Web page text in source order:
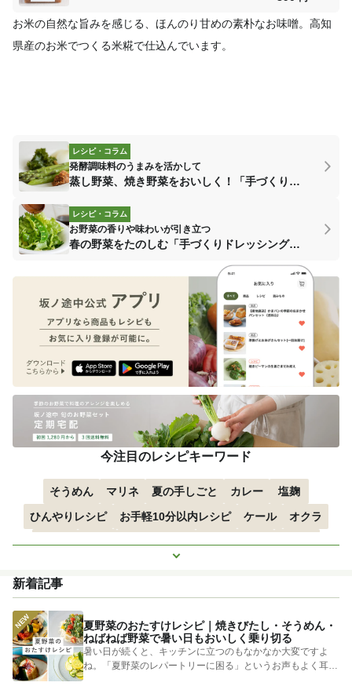
お米の自然な旨みを感じる、ほんのり甘めの素朴なお味噌。高知
県産のお米でつくる米糀で仕込んでいます。
レシピ・コラム
発酵調味料のうまみを活かして
蒸し野菜、焼き野菜をおいしく！「手づくりのたれ・ソース」
レシピ・コラム
お野菜の香りや味わいが引き立つ
春の野菜をたのしむ「手づくりドレッシングとサラダ」
今注目のレシピキーワード
そうめん マリネ 夏の手しごと カレー
塩麹
ひんやりレシピ
お手軽10分以内レシピ ケール
オクラ
もっと見る
新着記事
夏野菜のおたすけレシピ｜焼きびたし・そうめん・
ねばねば野菜で暑い日もおいしく乗り切る
暑い日が続くと、キッチンに立つのもなかなか大変ですよ
ね。「夏野菜のレパートリーに困る」というお声もよく耳に
します。 そ...